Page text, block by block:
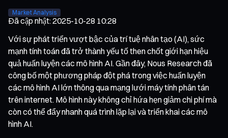
Market Analysis
Đã cập nhật:2025-10-28 10:28
Với sự phát triển vượt bậc của trí tuệ nhân tạo (AI), sức
mạnh tính toán đã trở thành yếu tố then chốt giới hạn hiệu
quả huấn luyện các mô hình AI. Gần đây, Nous Research đã
công bố một phương pháp đột phá trong việc huấn luyện
các mô hình AI lớn thông qua mạng lưới máy tính phân tán
trên internet. Mô hình này không chỉ hứa hẹn giảm chi phí mà
còn có thể đẩy nhanh quá trình lặp lại và triển khai các mô
hình AI.